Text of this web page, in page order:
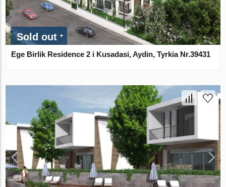
Sold out
Ege Birlik Residence 2 i Kusadasi, Aydin, Tyrkia Nr.39431